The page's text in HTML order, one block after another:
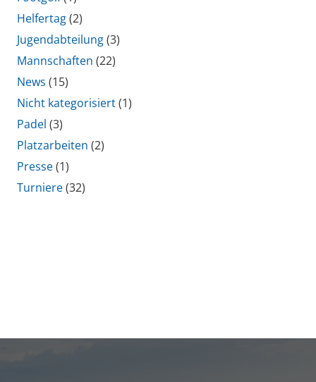
Helfertag(2)
Jugendabteilung(3)
Mannschaften (22)
News (15)
Nicht kategorisiert(1)
Padel (3)
Platzarbeiten (2)
Presse(1)
Turniere(32)